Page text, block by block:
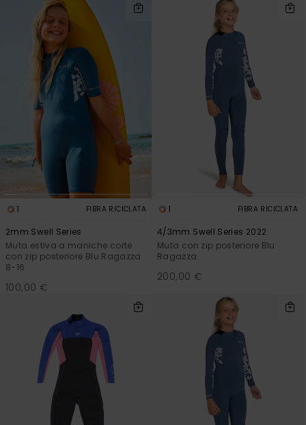
1 FIBRA RICICLATA
2mm Swell Series
Muta estiva a maniche corte
con zip posteriore Blu Ragazza
8-16
100,00 €
1 FIBRA RICICLATA
4/3mm Swell Series 2022
Muta con zip posteriore Blu
Ragazza
200,00 €